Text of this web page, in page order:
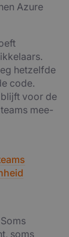
Azure
hetzelfde
code.
voor de
mee-
soms